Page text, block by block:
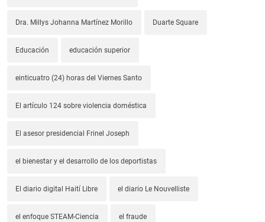
Dra. Millys Johanna Martínez Morillo Duarte Square
Educación educación superior
einticuatro (24) horas del Viernes Santo
El artículo 124 sobre violencia doméstica
El asesor presidencial Frinel Joseph
el bienestar y el desarrollo de los deportistas
El diario digital Haití Libre el diario Le Nouvelliste
el enfoque STEAM-Ciencia el fraude